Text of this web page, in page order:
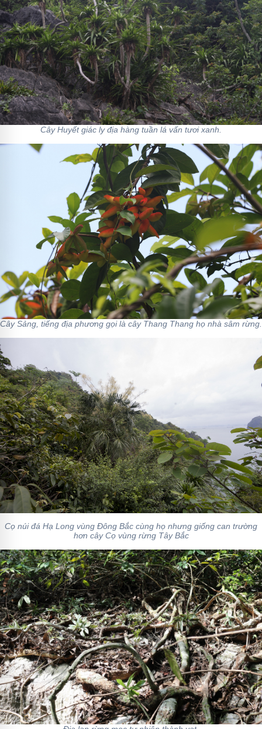
Cây Huyết giác ly địa hàng tuần lá vấn tươi xanh.
Cây Sảng, tiếng địa phương gọi là cây Thang Thang họ nhà sâm rừng.
Cọ núi đá Hạ Long vùng Đông Bắc cùng họ nhưng giống can trường
hơn cây Cọ vùng rừng Tây Bắc